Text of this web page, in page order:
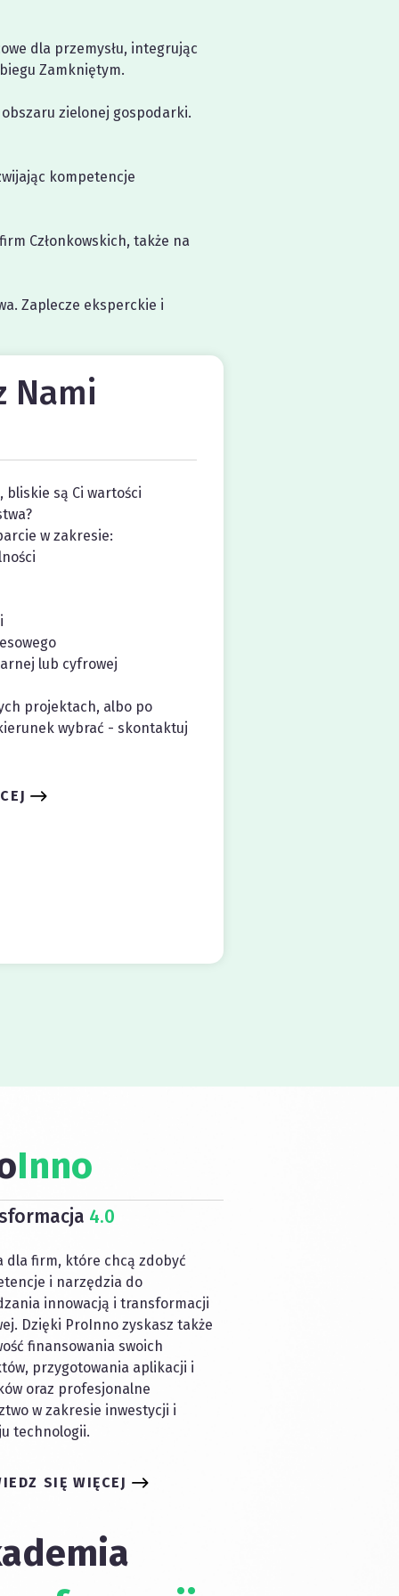
dla przemysłu, integrując
Zamkniętym.
zielonej gospodarki.
kompetencje
Członkowskich, także na
Zaplecze eksperckie i
Nami
bliskie są Ci wartości
w zakresie:
lub cyfrowej
projektach, albo po
wybrać - skontaktuj
Inno
4.0
dla firm, które chcą zdobyć
i narzędzia do
innowacją i transformacji
Dzięki ProInno zyskasz także
finansowania swoich
przygotowania aplikacji i
oraz profesjonalne
w zakresie inwestycji i
technologii.
SIĘ WIĘCEJ